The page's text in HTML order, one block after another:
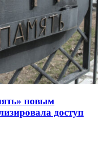
новым
доступ